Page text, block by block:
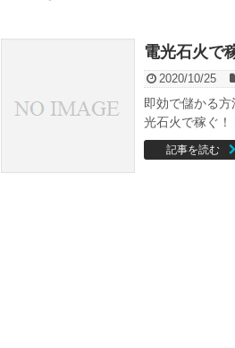
電光石火で
2020/10/25
即効で儲かる
光石火で稼ぐ！
記事を読む